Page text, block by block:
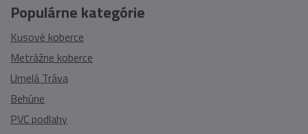
Populárne kategórie
Kusové koberce
Metrážne koberce
Umelá Tráva
Behúne
PVC podlahy